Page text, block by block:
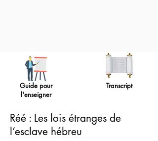
Guide pour
l'enseigner
Transcript
Réé : Les lois étranges de
l’esclave hébreu